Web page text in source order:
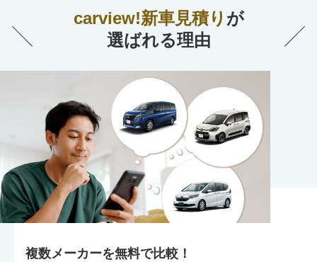
carview!新車見積り が
選ばれる理由
複数メーカーを無料で比較！